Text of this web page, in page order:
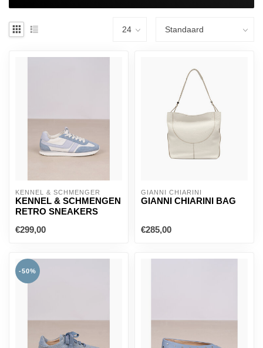
KENNEL & SCHMENGER
KENNEL & SCHMENGEN
RETRO SNEAKERS
€299,00
GIANNI CHIARINI
GIANNI CHIARINI BAG
€285,00
-50%